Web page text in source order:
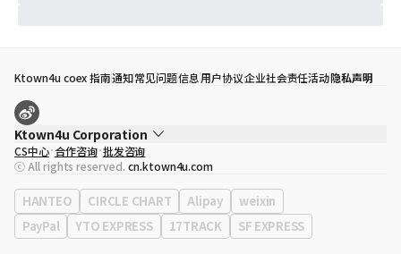
Ktown4u coex 指南通知常见问题信息用户协议企业社会责任活动隐私声明
Ktown4u Corporation
代表
宋効珉
营业执照 120-87-71116
公司地址 首尔特别市 江南区 岭东大路 513号 3楼 （三成洞， coex)
CS中心 合作咨询 批发咨询
ⓒ All rights reserved. cn.ktown4u.com
HANTEO CIRCLE CHART Alipay
weixin
PayPal
YTO EXPRESS 17TRACK SF EXPRESS